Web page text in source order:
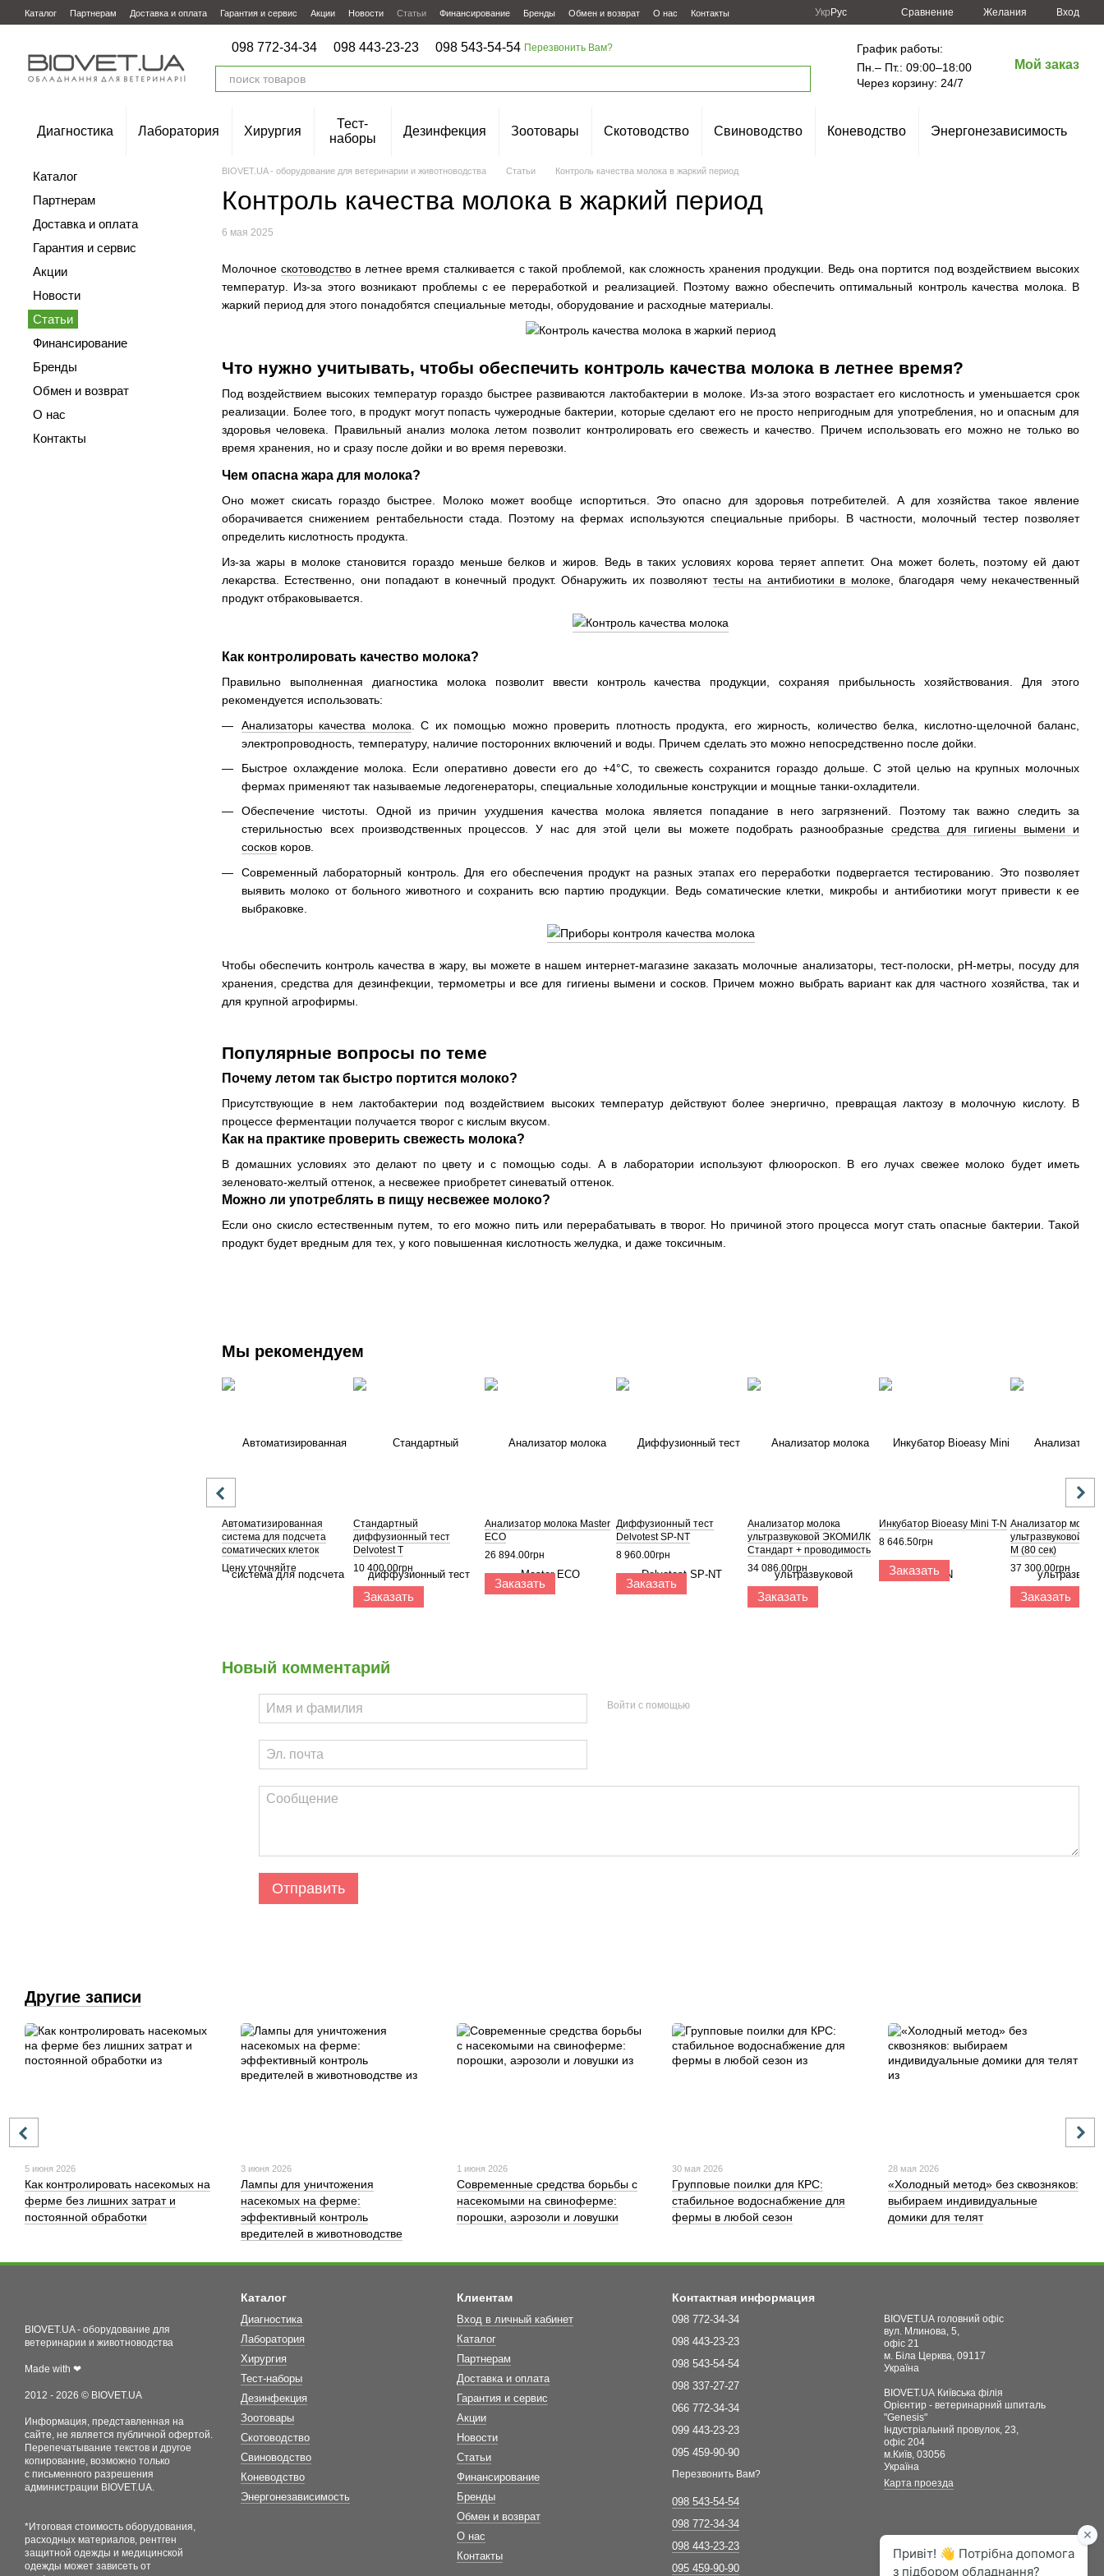
Перейти к основному контенту
Каталог Партнерам Доставка и оплата Гарантия и сервис Акции Новости Статьи Финансирование Бренды Обмен и возврат О нас Контакты Укр Рус Сравнение Желания Вход
098 772-34-34 098 443-23-23 098 543-54-54 Перезвонить Вам?
График работы:
Пн.– Пт.: 09:00–18:00
Через корзину: 24/7
Мой заказ
Диагностика Лаборатория Хирургия
Тест-
наборы
Дезинфекция Зоотовары Скотоводство Свиноводство Коневодство Энергонезависимость
BIOVET.UA - оборудование для ветеринарии и животноводства Статьи Контроль качества молока в жаркий период
Контроль качества молока в жаркий период
6 мая 2025
Молочное скотоводствов летнее время сталкивается с такой проблемой, как сложность хранения продукции. Ведь она портится под воздействием высоких
температур. Из-за этого возникают проблемы с ее переработкой и реализацией. Поэтому важно обеспечить оптимальный контроль качества молока. В
жаркий период для этого понадобятся специальные методы, оборудование и расходные материалы.
Что нужно учитывать, чтобы обеспечить контроль качества молока в летнее время?
Под воздействием высоких температур гораздо быстрее развиваются лактобактерии в молоке. Из-за этого возрастает его кислотность и уменьшается срок
реализации. Более того, в продукт могут попасть чужеродные бактерии, которые сделают его не просто непригодным для употребления, но и опасным для
здоровья человека. Правильный анализ молока летом позволит контролировать его свежесть и качество. Причем использовать его можно не только во
время хранения, но и сразу после дойки и во время перевозки.
Чем опасна жара для молока?
Оно может скисать гораздо быстрее. Молоко может вообще испортиться. Это опасно для здоровья потребителей. А для хозяйства такое явление
оборачивается снижением рентабельности стада. Поэтому на фермах используются специальные приборы. В частности, молочный тестер позволяет
определить кислотность продукта.
Из-за жары в молоке становится гораздо меньше белков и жиров. Ведь в таких условиях корова теряет аппетит. Она может болеть, поэтому ей дают
лекарства. Естественно, они попадают в конечный продукт. Обнаружить их позволяют тесты на антибиотики в молоке, благодаря чему некачественный
продукт отбраковывается.
Как контролировать качество молока?
Правильно выполненная диагностика молока позволит ввести контроль качества продукции, сохраняя прибыльность хозяйствования. Для этого
рекомендуется использовать:
Анализаторы качества молока . С их помощью можно проверить плотность продукта, его жирность, количество белка, кислотно-щелочной баланс,
электропроводность, температуру, наличие посторонних включений и воды. Причем сделать это можно непосредственно после дойки.
Быстрое охлаждение молока. Если оперативно довести его до +4°C, то свежесть сохранится гораздо дольше. С этой целью на крупных молочных
фермах применяют так называемые ледогенераторы, специальные холодильные конструкции и мощные танки-охладители.
Обеспечение чистоты. Одной из причин ухудшения качества молока является попадание в него загрязнений. Поэтому так важно следить за
стерильностью всех производственных процессов. У нас для этой цели вы можете подобрать разнообразные средства для гигиены вымени и
сосков коров.
Современный лабораторный контроль. Для его обеспечения продукт на разных этапах его переработки подвергается тестированию. Это позволяет
выявить молоко от больного животного и сохранить всю партию продукции. Ведь соматические клетки, микробы и антибиотики могут привести к ее
выбраковке.
Чтобы обеспечить контроль качества в жару, вы можете в нашем интернет-магазине заказать молочные анализаторы, тест-полоски, pH-метры, посуду для
хранения, средства для дезинфекции, термометры и все для гигиены вымени и сосков. Причем можно выбрать вариант как для частного хозяйства, так и
для крупной агрофирмы.
Популярные вопросы по теме
Почему летом так быстро портится молоко?
Присутствующие в нем лактобактерии под воздействием высоких температур действуют более энергично, превращая лактозу в молочную кислоту. В
процессе ферментации получается творог с кислым вкусом.
Как на практике проверить свежесть молока?
В домашних условиях это делают по цвету и с помощью соды. А в лаборатории используют флюороскоп. В его лучах свежее молоко будет иметь
зеленовато-желтый оттенок, а несвежее приобретет синеватый оттенок.
Можно ли употреблять в пищу несвежее молоко?
Если оно скисло естественным путем, то его можно пить или перерабатывать в творог. Но причиной этого процесса могут стать опасные бактерии. Такой
продукт будет вредным для тех, у кого повышенная кислотность желудка, и даже токсичным.
Мы рекомендуем
Автоматизированная
система для подсчета
соматических клеток
Ekoscope
Цену уточняйте
Стандартный
диффузионный тест
Delvotest T
10 400.00грн
Заказать
Анализатор молока Master
ECO
26 894.00грн
Заказать
Диффузионный тест
Delvotest SP-NT
8 960.00грн
Заказать
Анализатор молока
ультразвуковой ЭКОМИЛК
Стандарт + проводимость
34 086.00грн
Заказать
Инкубатор Bioeasy Mini T-N
8 646.50грн
Заказать
Анализатор молока
ультразвуковой
М (80 сек)
37 300.00грн
Заказать
Новый комментарий
Войти с помощью
Отправить
Каталог
Партнерам
Доставка и оплата
Гарантия и сервис
Акции
Новости
Статьи
Финансирование
Бренды
Обмен и возврат
О нас
Контакты
Другие записи
5 июня 2026
Как контролировать насекомых на
ферме без лишних затрат и
постоянной обработки
3 июня 2026
Лампы для уничтожения
насекомых на ферме:
эффективный контроль
вредителей в животноводстве
1 июня 2026
Современные средства борьбы с
насекомыми на свиноферме:
порошки, аэрозоли и ловушки
30 мая 2026
Групповые поилки для КРС:
стабильное водоснабжение для
фермы в любой сезон
28 мая 2026
«Холодный метод» без сквозняков:
выбираем индивидуальные
домики для телят
BIOVET.UA - оборудование для
ветеринарии и животноводства
Made with ❤
2012 - 2026 © BIOVET.UA
Информация, представленная на
сайте, не является публичной офертой.
Перепечатывание текстов и другое
копирование, возможно только
с письменного разрешения
администрации BIOVET.UA.
*Итоговая стоимость оборудования,
расходных материалов, рентген
защитной одежды и медицинской
одежды может зависеть от
Каталог
Диагностика
Лаборатория
Хирургия
Тест-наборы
Дезинфекция
Зоотовары
Скотоводство
Свиноводство
Коневодство
Энергонезависимость
Клиентам
Вход в личный кабинет
Каталог
Партнерам
Доставка и оплата
Гарантия и сервис
Акции
Новости
Статьи
Финансирование
Бренды
Обмен и возврат
О нас
Контакты
Контактная информация
098 772-34-34
098 443-23-23
098 543-54-54
098 337-27-27
066 772-34-34
099 443-23-23
095 459-90-90
Перезвонить Вам?
098 543-54-54
098 772-34-34
098 443-23-23
095 459-90-90
BIOVET.UA головний офіс
вул. Млинова, 5,
офіс 21
м. Біла Церква, 09117
Україна
BIOVET.UA Київська філія
Орієнтир - ветеринарний шпиталь
"Genesis"
Індустріальний провулок, 23,
офіс 204
м.Київ, 03056
Україна
Карта проезда